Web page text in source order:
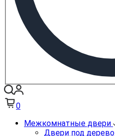
0
Межкомнатные двери
Двери под дерево